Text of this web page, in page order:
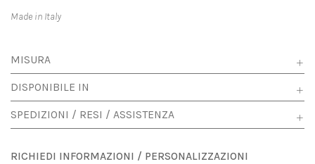
Made in Italy
MISURA
DISPONIBILE IN
SPEDIZIONI / RESI / ASSISTENZA
RICHIEDI INFORMAZIONI / PERSONALIZZAZIONI